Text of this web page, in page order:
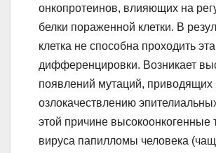
онкопротеинов, влияющих на
белки пораженной клетки. В
клетка не способна проходить
дифференцировки. Возникает
появлений мутаций, приводящих
озлокачествлению
этой причине высокоонкогенные
вируса папилломы человека